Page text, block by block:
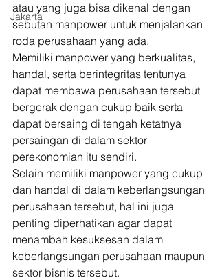
Jakarta
atau yang juga bisa dikenal dengan
sebutan manpower untuk menjalankan
roda perusahaan yang ada.
Memiliki manpower yang berkualitas,
handal, serta berintegritas tentunya
dapat membawa perusahaan tersebut
bergerak dengan cukup baik serta
dapat bersaing di tengah ketatnya
persaingan di dalam sektor
perekonomian itu sendiri.
Selain memiliki manpower yang cukup
dan handal di dalam keberlangsungan
perusahaan tersebut, hal ini juga
penting diperhatikan agar dapat
menambah kesuksesan dalam
keberlangsungan perusahaan maupun
sektor bisnis tersebut.